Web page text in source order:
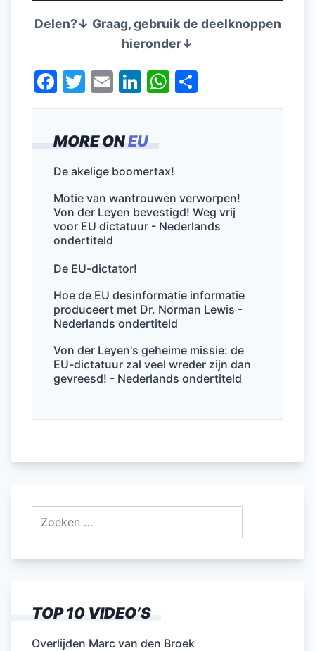
MORE ONEU
De akelige boomertax!
Motie van wantrouwen verworpen!
Von der Leyen bevestigd! Weg vrij
voor EU dictatuur - Nederlands
ondertiteld
De EU-dictator!
Hoe de EU desinformatie informatie
produceert met Dr. Norman Lewis -
Nederlands ondertiteld
Von der Leyen's geheime missie: de
EU-dictatuur zal veel wreder zijn dan
gevreesd! - Nederlands ondertiteld
Delen?↓ Graag, gebruik de deelknoppen
hieronder↓
F
a
e
b
o
o
k
T
w
er
E
m
l
Li
n
e
dI
n
W
h
A
p
p
el
TOP 10 VIDEO’S
Overlijden Marc van den Broek